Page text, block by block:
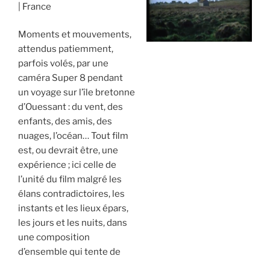
France
Moments et mouvements,
attendus patiemment,
parfois volés, par une
caméra Super 8 pendant
un voyage sur l’île bretonne
d’Ouessant : du vent, des
enfants, des amis, des
nuages, l’océan… Tout film
est, ou devrait être, une
expérience ; ici celle de
l’unité du film malgré les
élans contradictoires, les
instants et les lieux épars,
les jours et les nuits, dans
une composition
d’ensemble qui tente de